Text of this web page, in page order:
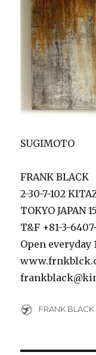
SUGIMOTO
FRANK BLACK
2-30-7-102
TOKYO JAPAN
T&F +81-3-
Open everyday
Author
FRANK BLACK